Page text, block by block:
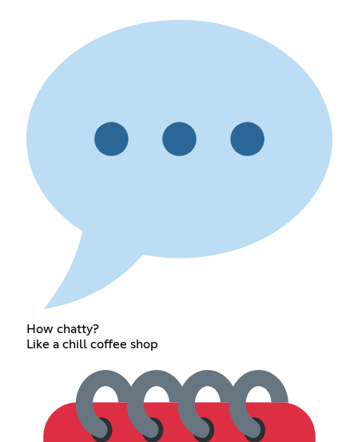
How chatty?
Like a chill coffee shop